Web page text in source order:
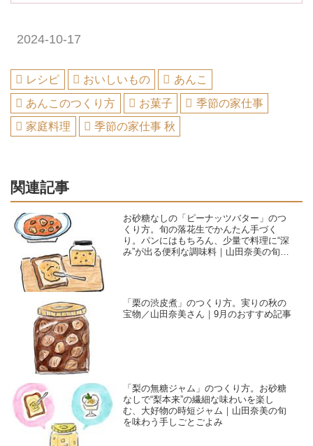
2024-10-17
レシピ おいしいもの
あんこ
あんこのつくり方
お菓子
季節の家仕事
家庭料理
季節の家仕事 秋
関連記事
お砂糖なしの「ピーナッツバター」のつ
くり方。旬の落花生でかんたん手づく
り。パンにはもちろん、少量で料理に“深
み”が出る便利な調味料｜山田奈美の旬を
「栗の渋皮煮」のつくり方。実りの秋の
宝物／山田奈美さん｜9月のおすすめ記事
「梨の無糖ジャム」のつくり方。お砂糖
なしで“梨本来”の繊細な味わいを楽し
む、大好物の時短ジャム｜山田奈美の旬
を味わう手しごとごよみ